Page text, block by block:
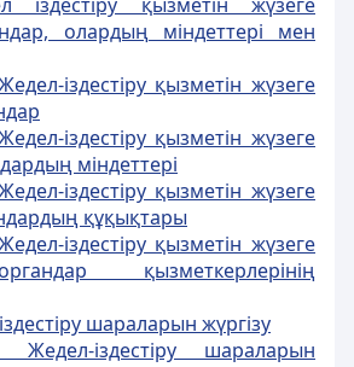
олардың мiндеттерi мен
iздестiру қызметiн жүзеге
iздестiру қызметiн жүзеге
мiндеттерi
іздестіру қызметін жүзеге
құқықтары
iздестiру қызметiн жүзеге
қызметкерлерiнiң
шараларын жүргiзу
Жедел-iздестiру шараларын